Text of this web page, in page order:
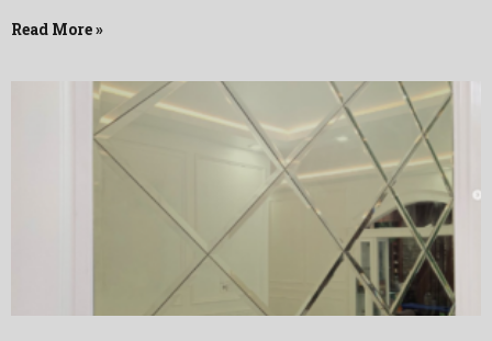
Read More »